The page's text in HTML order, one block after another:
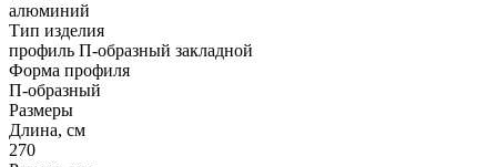
алюминий
Тип изделия
профиль П-образный закладной
Форма профиля
П-образный
Размеры
Длина, см
270